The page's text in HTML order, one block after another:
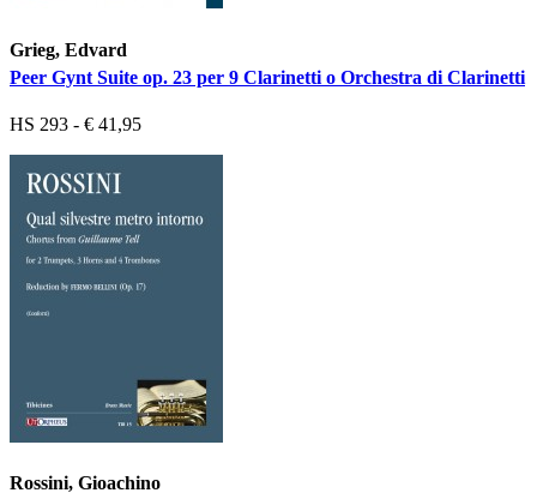
Grieg, Edvard
Peer Gynt Suite op. 23 per 9 Clarinetti o Orchestra di Clarinetti
HS 293 - € 41,95
Rossini, Gioachino